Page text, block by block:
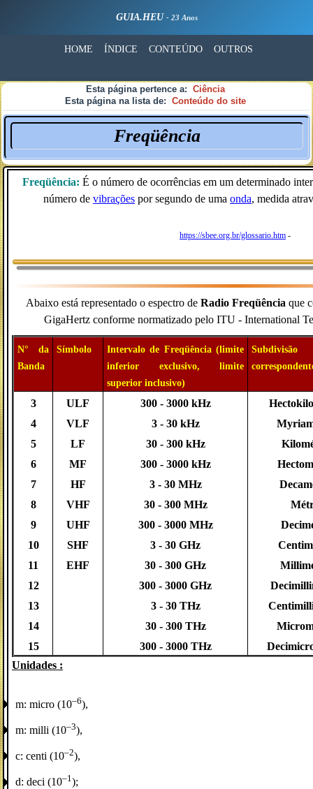
GUIA.HEU - 23 Anos
HOME ÍNDICE CONTEÚDO OUTROS
Esta página pertence a: Ciência
Esta página na lista de: Conteúdo do site
Freqüência
Freqüência: É o número de ocorrências em um determinado
número de vibrações por segundo de uma onda, medida
https://sbee.org.br/glossario.htm -
Abaixo está representado o espectro de Radio Freqüência que
GigaHertz conforme normatizado pelo ITU - International
N° da
Banda
Símbolo
Intervalo de Freqüência (limite
inferior exclusivo, limite
superior inclusivo)
3 ULF 300 - 3000 kHz
4
VLF 3 - 30 kHz
5
LF 30 - 300 kHz
6
MF 300 - 3000 kHz
7
HF 3 - 30 MHz
8
VHF 30 - 300 MHz
9
UHF 300 - 3000 MHz
10
SHF 3 - 30 GHz
11
EHF 30 - 300 GHz
12
300 - 3000 GHz
13
3 - 30 THz
14
30 - 300 THz
15
300 - 3000 THz
Unidades :
m: micro (10–6),
m: milli (10–3),
c: centi (10–2),
d: deci (10–1);